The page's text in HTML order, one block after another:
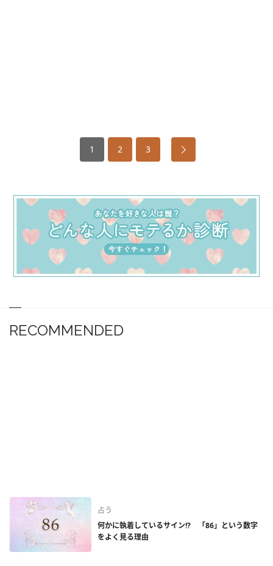
1 2 3
RECOMMENDED
占う
何かに執着しているサイン!? 「86」という数字
をよく見る理由